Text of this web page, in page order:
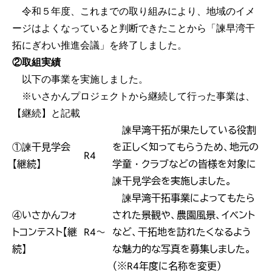
令和５年度、これまでの取り組みにより、地域のイメ
ージはよくなっていると判断できたことから「諫早湾干
拓にぎわい推進会議」を終了しました。
②取組実績
以下の事業を実施しました。
※いさかんプロジェクトから継続して行った事業は、
【継続】と記載
①諫干見学会
【継続】
R4
諫早湾干拓が果たしている役割
を正しく知ってもらうため、地元の
学童・クラブなどの皆様を対象に
諫干見学会を実施しました。
④いさかんフォ
トコンテスト【継
続】
R4～
諫早湾干拓事業によってもたら
された景観や、農園風景、イベント
など、干拓地を訪れたくなるよう
な魅力的な写真を募集しました。
（※R4年度に名称を変更）